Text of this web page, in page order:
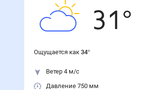
31 °
Ощущается как 34°
Ветер 4 м/с
Давление 750 мм